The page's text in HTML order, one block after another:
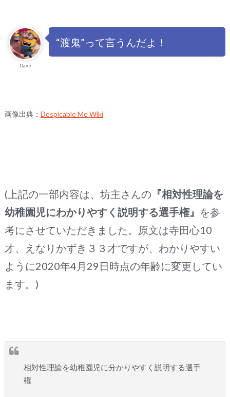
Dave
“渡鬼”って言うんだよ！
画像出典： Despicable Me Wiki
(上記の一部内容は、坊主さんの 『相対性理論を
幼稚園児にわかりやすく説明する選手権』 を参
考にさせていただきました。原文は寺田心10
才、えなりかずき３３才ですが、わかりやすい
ように2020年4月29日時点の年齢に変更してい
ます。)
相対性理論を幼稚園児に分かりやすく説明する選手
権